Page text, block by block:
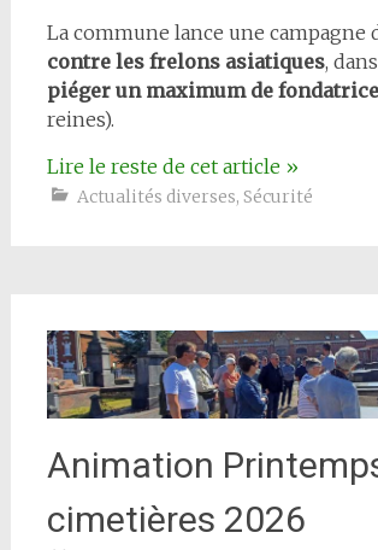
La commune lance une campagne
contre les frelons asiatiques,
piéger un maximum de
reines).
Lire le reste de cet article »
Actualités diverses, Sécurité
Animation
cimetières 2026